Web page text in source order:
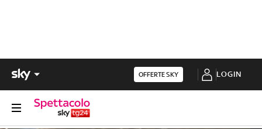
OFFERTE SKY LOGIN